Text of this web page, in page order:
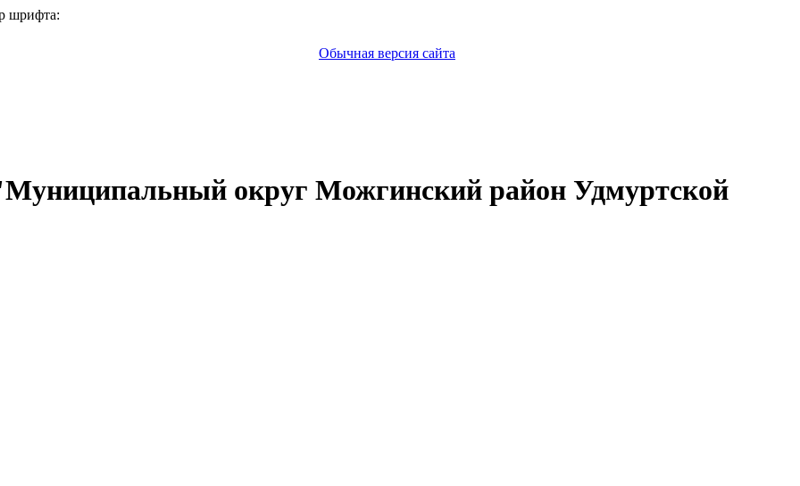
шрифта:
Обычная версия сайта
округ Можгинский район Удмуртской